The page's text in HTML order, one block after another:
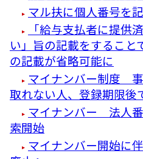
マル扶に個人番号を
「給与支払者に提供
い」旨の記載をすること
の記載が省略可能に
マイナンバー制度
取れない人、登録期限後
マイナンバー 法人
索開始
マイナンバー開始に